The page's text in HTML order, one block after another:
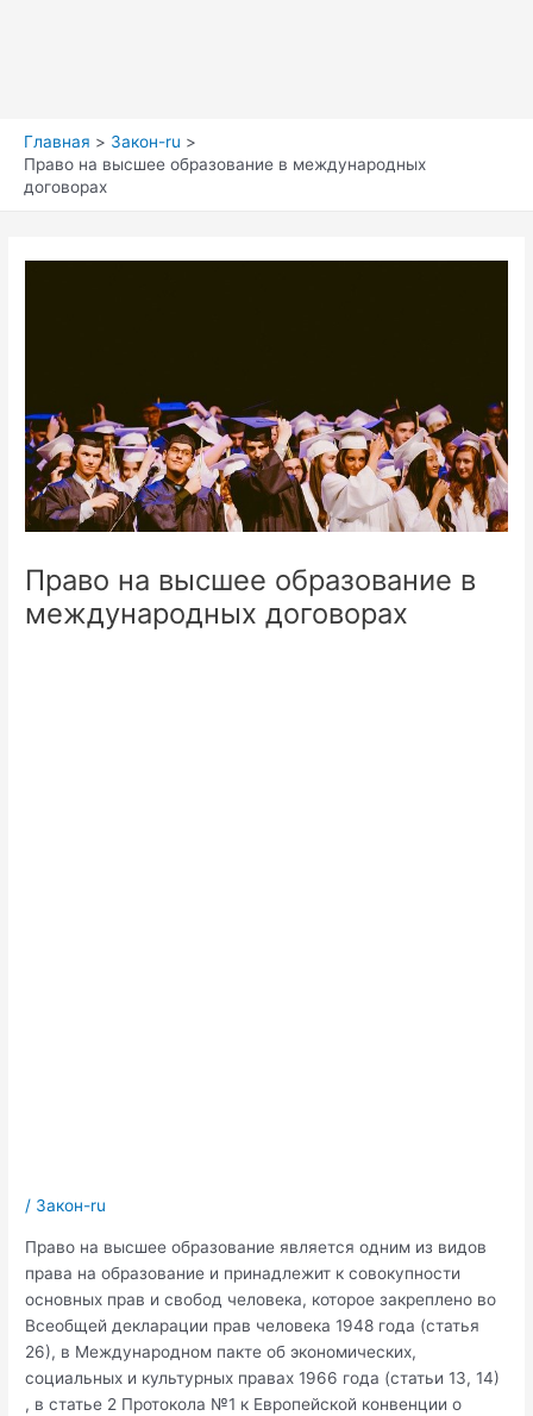
Главная
Закон-ru
Право на высшее образование в международных
договорах
Право на высшее образование в
международных договорах
/ Закон-ru
Право на высшее образование является одним из видов
права на образование и принадлежит к совокупности
основных прав и свобод человека, которое закреплено во
Всеобщей декларации прав человека 1948 года (статья
26), в Международном пакте об экономических,
социальных и культурных правах 1966 года (статьи 13, 14)
, в статье 2 Протокола №1 к Европейской конвенции о